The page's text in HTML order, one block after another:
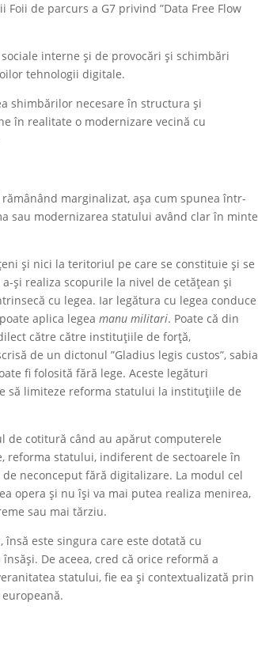
de parcurs a G7 privind ”Data Free Flow
interne și de provocări și schimbări
tehnologii digitale.
shimbărilor necesare în structura și
în realitate o modernizare vecină cu
marginalizat, așa cum spunea într-
sau modernizarea statului având clar în minte
și nici la teritoriul pe care se constituie și se
și realiza scopurile la nivel de cetățean și
cu legea. Iar legătura cu legea conduce
aplica legeamanu militari. Poate că din
către către instituțiile de forță,
de un dictonul ”Gladius legis custos”, sabia
fi folosită fără lege. Aceste legături
să limiteze reforma statului la instituțiile de
de cotitură când au apărut computerele
reforma statului, indiferent de sectoarele în
neconceput fără digitalizare. La modul cel
opera și nu își va mai putea realiza menirea,
sau mai tărziu.
este singura care este dotată cu
De aceea, cred că orice reformă a
statului, fie ea și contextualizată prin